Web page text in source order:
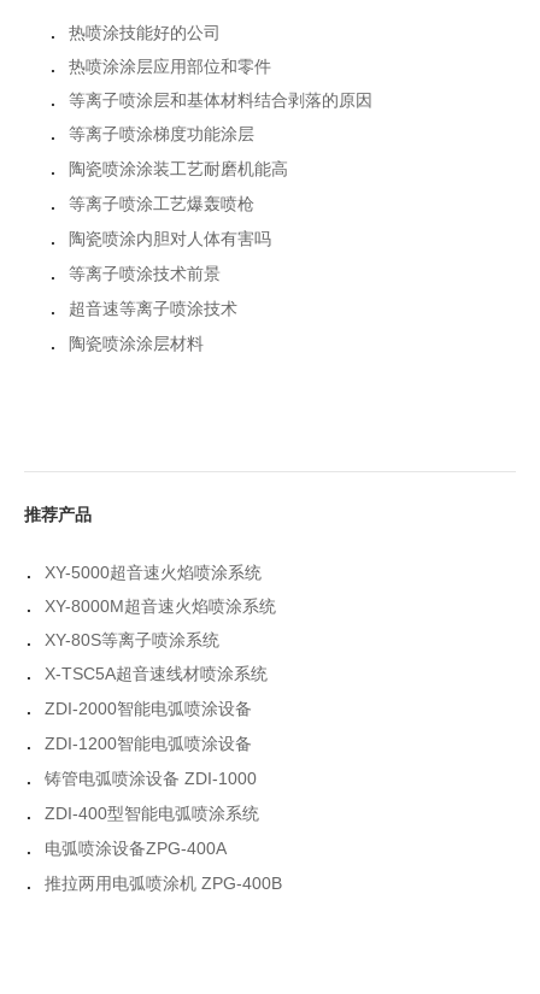
.
热喷涂技能好的公司
.
热喷涂涂层应用部位和零件
.
等离子喷涂层和基体材料结合剥落的原因
.
等离子喷涂梯度功能涂层
.
陶瓷喷涂涂装工艺耐磨机能高
.
等离子喷涂工艺爆轰喷枪
.
陶瓷喷涂内胆对人体有害吗
.
等离子喷涂技术前景
.
超音速等离子喷涂技术
.
陶瓷喷涂涂层材料
推荐产品
.
XY-5000超音速火焰喷涂系统
.
XY-8000M超音速火焰喷涂系统
.
XY-80S等离子喷涂系统
.
X-TSC5A超音速线材喷涂系统
.
ZDI-2000智能电弧喷涂设备
.
ZDI-1200智能电弧喷涂设备
.
铸管电弧喷涂设备 ZDI-1000
.
ZDI-400型智能电弧喷涂系统
.
电弧喷涂设备ZPG-400A
.
推拉两用电弧喷涂机 ZPG-400B